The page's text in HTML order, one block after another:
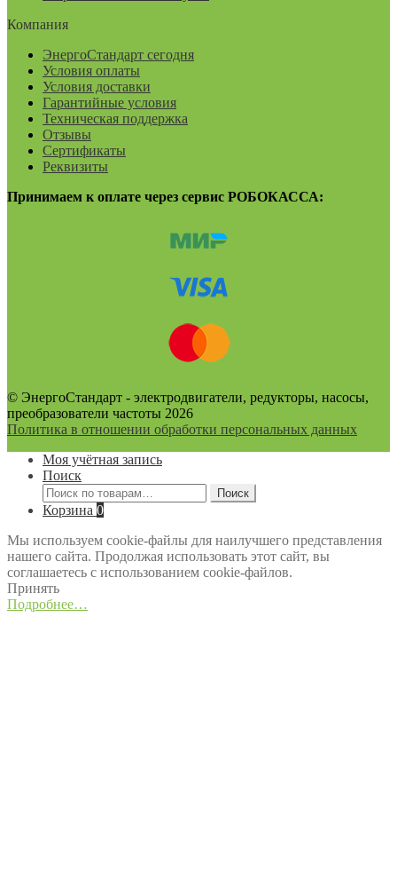
Компания
ЭнергоСтандарт сегодня
Условия оплаты
Условия доставки
Гарантийные условия
Техническая поддержка
Отзывы
Сертификаты
Реквизиты
Принимаем к оплате через сервис РОБОКАССА:
© ЭнергоСтандарт - электродвигатели, редукторы, насосы,
преобразователи частоты 2026
Политика в отношении обработки персональных данных
Моя учётная запись
Поиск
Искать:
Поиск
Корзина 0
Мы используем cookie-файлы для наилучшего представления
нашего сайта. Продолжая использовать этот сайт, вы
соглашаетесь с использованием cookie-файлов.
Принять
Подробнее…